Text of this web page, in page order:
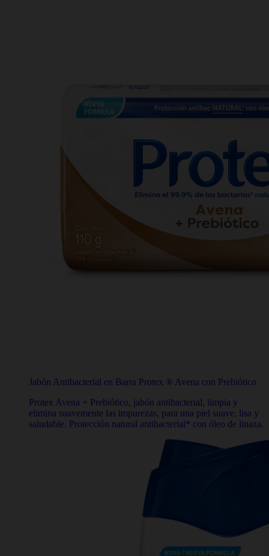
Jabón Antibacterial en Barra Protex ® Avena con Prebiótico
Protex Avena + Prebiótico, jabón antibacterial, limpia y
elimina suavemente las impurezas, para una piel suave, lisa y
saludable. Protección natural antibacterial* con óleo de linaza.